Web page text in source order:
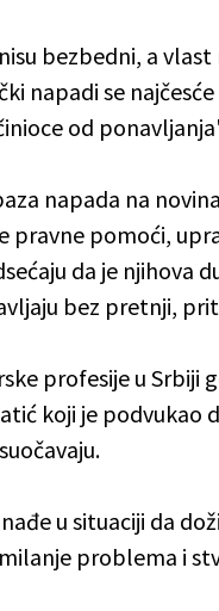
bezbedni, a
napadi se
od
napada na
pravne pomoći,
da je njihova
bez pretnji,
profesije u Srbiji
koji je
u situaciji da
problema i